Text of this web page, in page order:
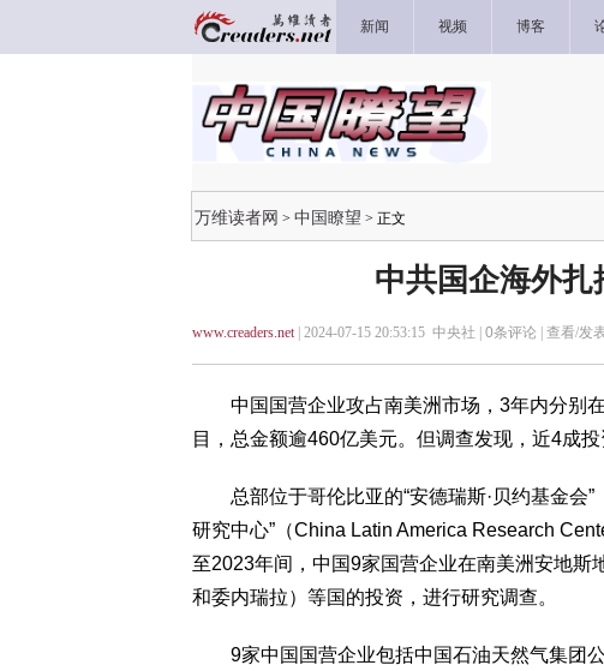
新闻 视频 博客
万维读者网 > 中国瞭望 > 正文
中共国企海外
www.creaders.net| 2024-07-15 20:53:15 中央社 | 0条评论 | 查看/发
中国国营企业攻占南美洲市场，3年内分别
目，总金额逾460亿美元。但调查发现，近4成
总部位于哥伦比亚的“安德瑞斯·贝约基金会”
研究中心”（China Latin America Research
至2023年间，中国9家国营企业在南美洲安地
和委内瑞拉）等国的投资，进行研究调查。
9家中国国营企业包括中国石油天然气集团